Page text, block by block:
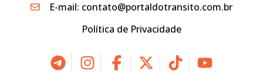
E-mail: contato@portaldotransito.com.br
Política de Privacidade